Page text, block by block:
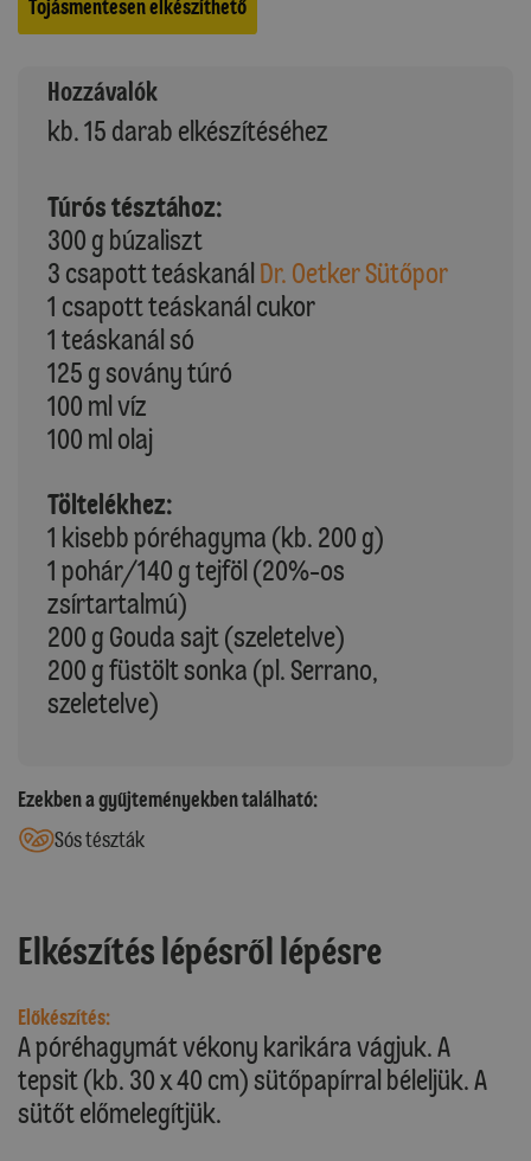
Tojásmentesen elkészíthető
Hozzávalók
kb. 15 darab elkészítéséhez
Túrós tésztához:
300 g búzaliszt
3 csapott teáskanálDr. Oetker Sütőpor
1 csapott teáskanál cukor
1 teáskanál só
125 g sovány túró
100 ml víz
100 ml olaj
Töltelékhez:
1 kisebb póréhagyma (kb. 200 g)
1 pohár/140 g tejföl (20%-os
zsírtartalmú)
200 g Gouda sajt (szeletelve)
200 g füstölt sonka (pl. Serrano,
szeletelve)
Ezekben a gyűjteményekben található:
Sós tészták
Elkészítés lépésről lépésre
Előkészítés:
A póréhagymát vékony karikára vágjuk. A
tepsit (kb. 30 x 40 cm) sütőpapírral béleljük. A
sütőt előmelegítjük.